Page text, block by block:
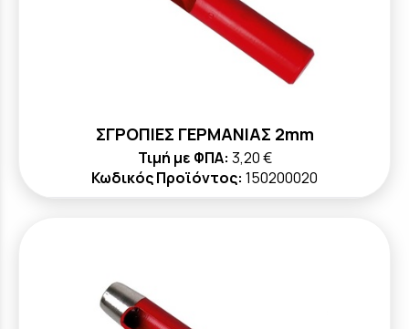
ΣΓΡΟΠΙΕΣ ΓΕΡΜΑΝΙΑΣ 2mm
Τιμή με ΦΠΑ: 3,20 €
Κωδικός Προϊόντος: 150200020